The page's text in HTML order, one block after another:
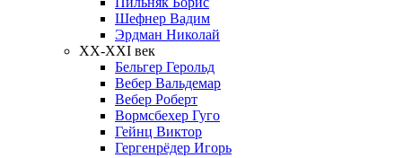
Шефнер Вадим
Эрдман Николай
ХХ-XXI век
Бельгер Герольд
Вебер Вальдемар
Вебер Роберт
Вормсбехер Гуго
Гейнц Виктор
Гергенрёдер Игорь